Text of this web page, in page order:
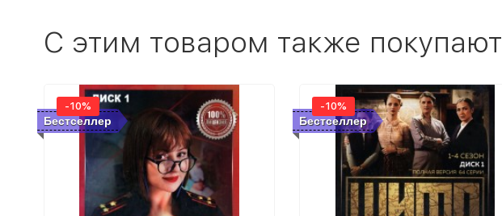
C этим товаром также покупают
Бестселлер
-10%
Бестселлер
-10%